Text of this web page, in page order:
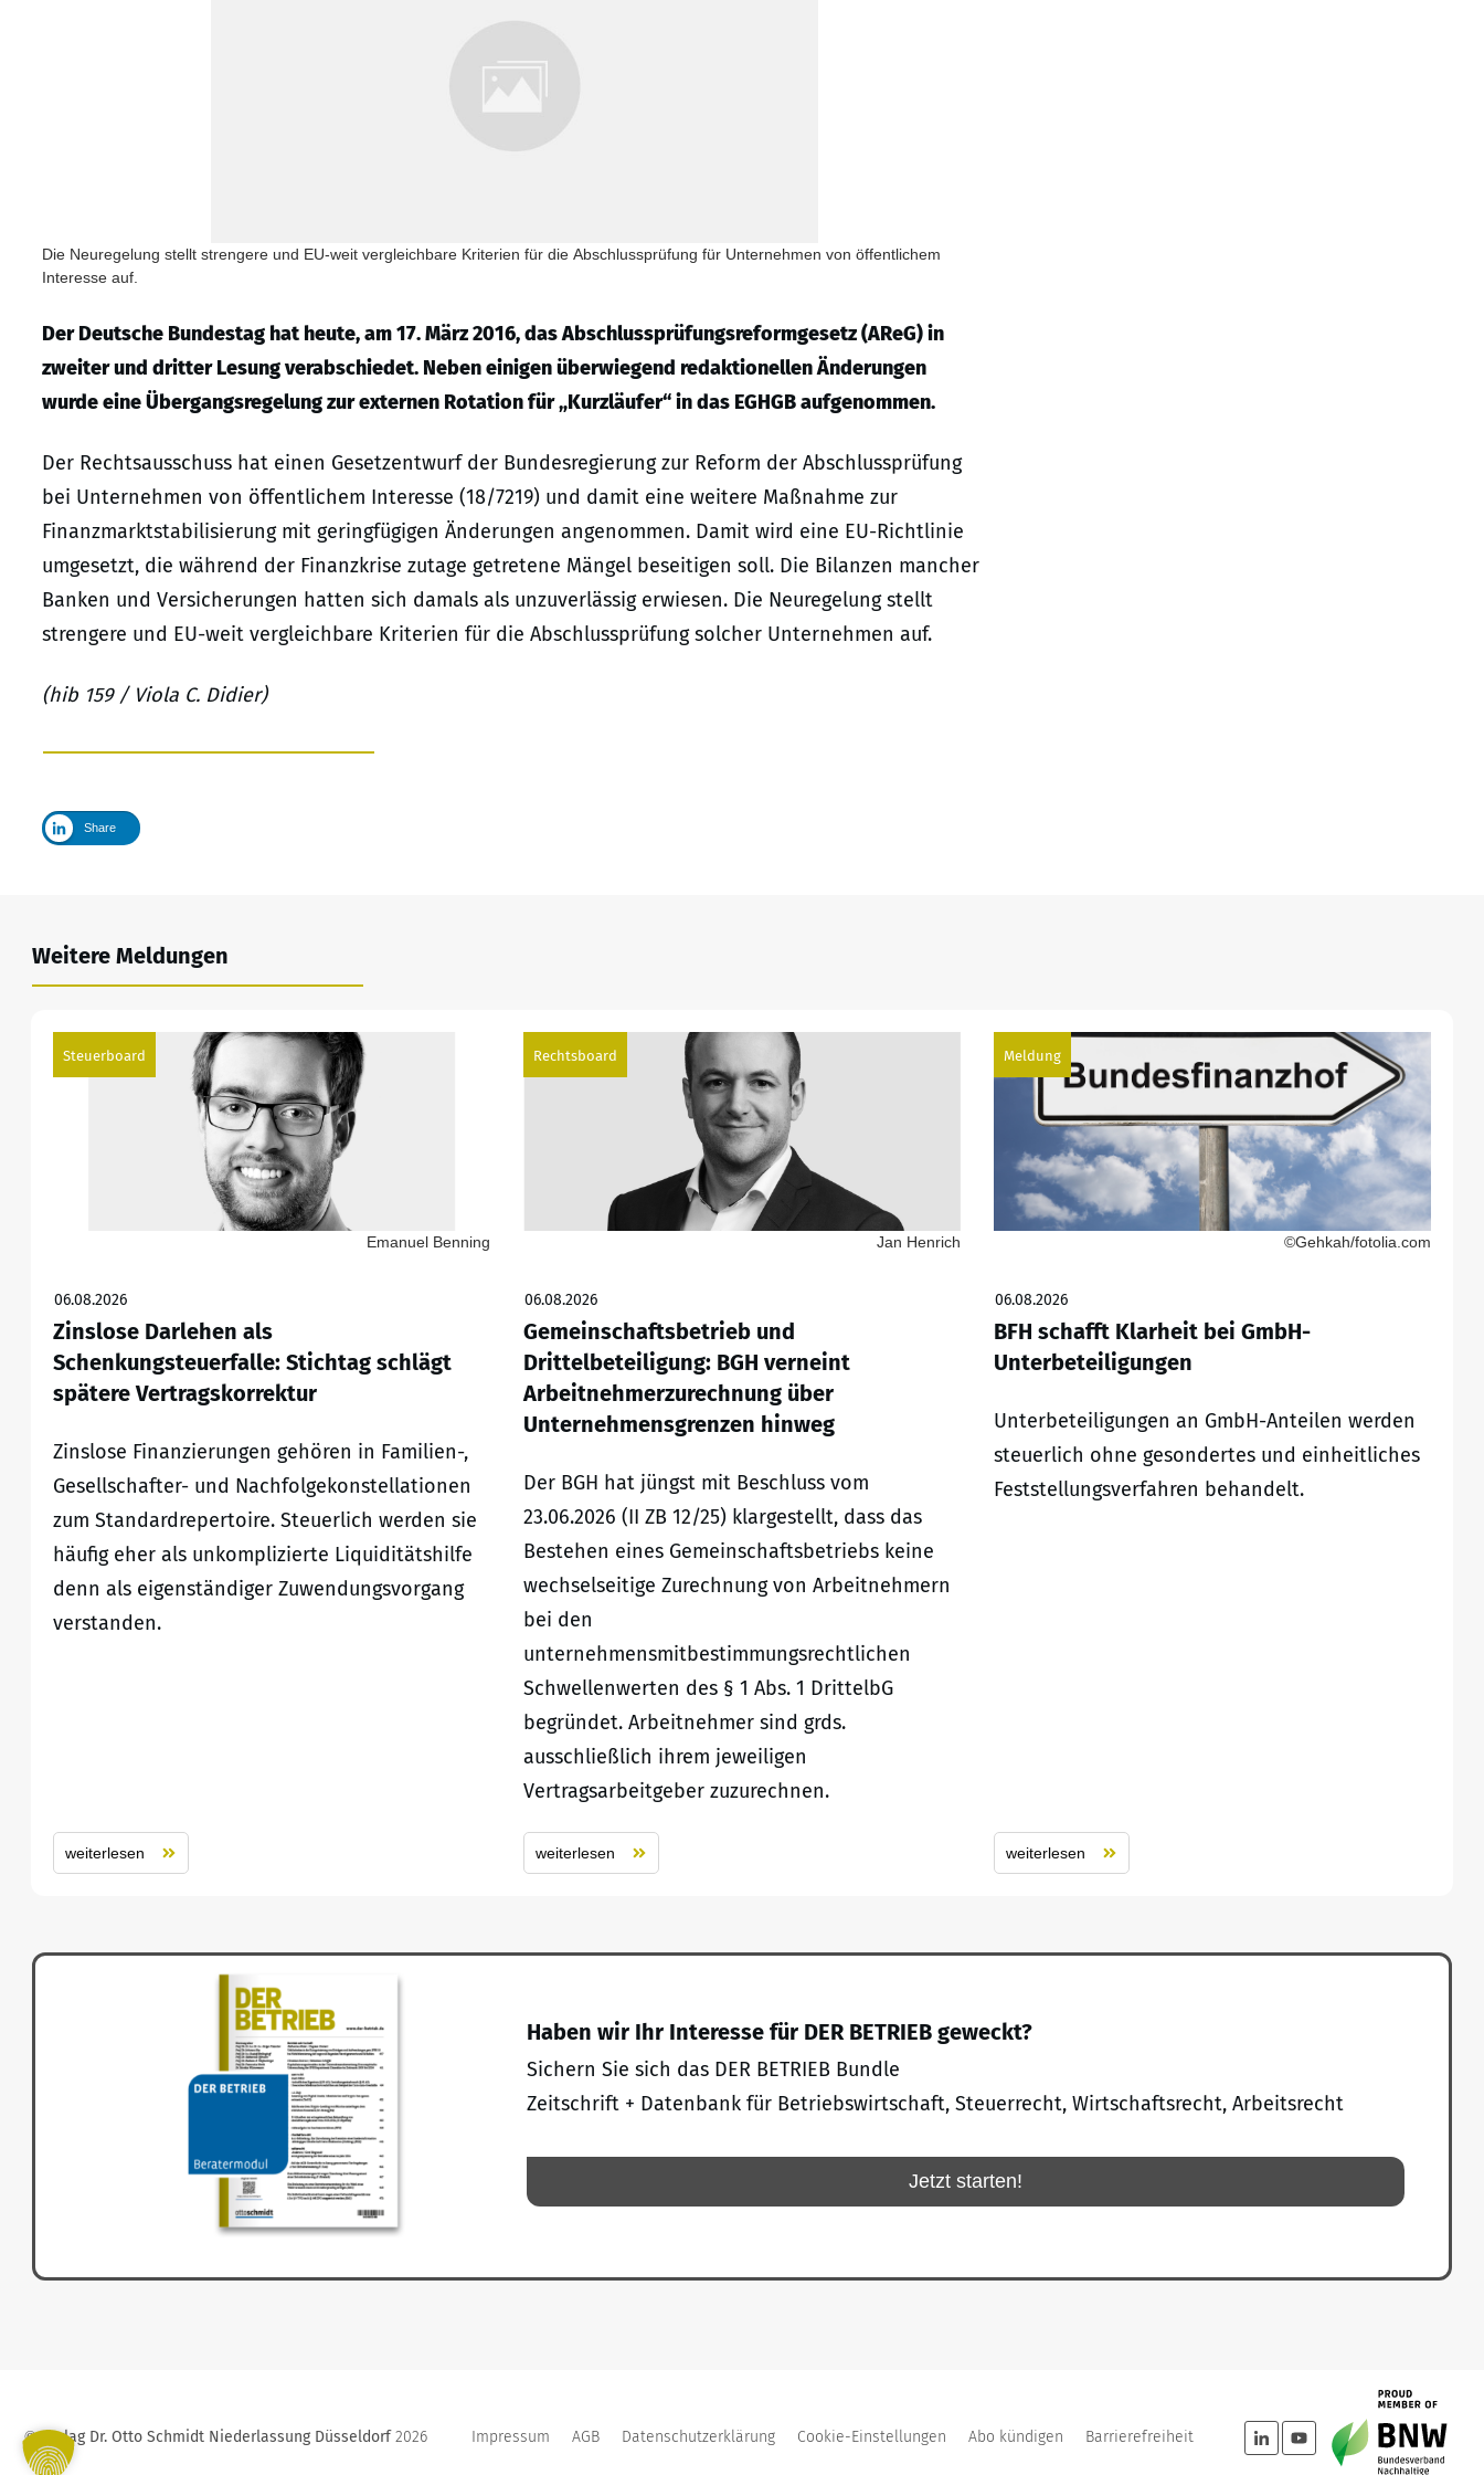
Die Neuregelung stellt strengere und EU-weit vergleichbare Kriterien für die Abschlussprüfung für Unternehmen von öffentlichem
Interesse auf.
Der Deutsche Bundestag hat heute, am 17. März 2016, das Abschlussprüfungsreformgesetz (AReG) in
zweiter und dritter Lesung verabschiedet. Neben einigen überwiegend redaktionellen Änderungen
wurde eine Übergangsregelung zur externen Rotation für „Kurzläufer“ in das EGHGB aufgenommen.
Der Rechtsausschuss hat einen Gesetzentwurf der Bundesregierung zur Reform der Abschlussprüfung
bei Unternehmen von öffentlichem Interesse (18/7219) und damit eine weitere Maßnahme zur
Finanzmarktstabilisierung mit geringfügigen Änderungen angenommen. Damit wird eine EU-Richtlinie
umgesetzt, die während der Finanzkrise zutage getretene Mängel beseitigen soll. Die Bilanzen mancher
Banken und Versicherungen hatten sich damals als unzuverlässig erwiesen. Die Neuregelung stellt
strengere und EU-weit vergleichbare Kriterien für die Abschlussprüfung solcher Unternehmen auf.
(hib 159 / Viola C. Didier)
Share
Weitere Meldungen
Steuerboard
Emanuel Benning
06.08.2026
Zinslose Darlehen als
Schenkungsteuerfalle: Stichtag schlägt
spätere Vertragskorrektur
Zinslose Finanzierungen gehören in Familien-,
Gesellschafter- und Nachfolgekonstellationen
zum Standardrepertoire. Steuerlich werden sie
häufig eher als unkomplizierte Liquiditätshilfe
denn als eigenständiger Zuwendungsvorgang
verstanden.
weiterlesen
Rechtsboard
Jan Henrich
06.08.2026
Gemeinschaftsbetrieb und
Drittelbeteiligung: BGH verneint
Arbeitnehmerzurechnung über
Unternehmensgrenzen hinweg
Der BGH hat jüngst mit Beschluss vom
23.06.2026 (II ZB 12/25) klargestellt, dass das
Bestehen eines Gemeinschaftsbetriebs keine
wechselseitige Zurechnung von Arbeitnehmern
bei den
unternehmensmitbestimmungsrechtlichen
Schwellenwerten des § 1 Abs. 1 DrittelbG
begründet. Arbeitnehmer sind grds.
ausschließlich ihrem jeweiligen
Vertragsarbeitgeber zuzurechnen.
weiterlesen
Meldung
©Gehkah/fotolia.com
06.08.2026
BFH schafft Klarheit bei GmbH-
Unterbeteiligungen
Unterbeteiligungen an GmbH-Anteilen werden
steuerlich ohne gesondertes und einheitliches
Feststellungsverfahren behandelt.
weiterlesen
Haben wir Ihr Interesse für DER BETRIEB geweckt?
Sichern Sie sich das DER BETRIEB Bundle
Zeitschrift + Datenbank für Betriebswirtschaft, Steuerrecht, Wirtschaftsrecht, Arbeitsrecht
Jetzt starten!
©Verlag Dr. Otto Schmidt Niederlassung Düsseldorf 2026 Impressum AGB Datenschutzerklärung Cookie-Einstellungen Abo kündigen Barrierefreiheit